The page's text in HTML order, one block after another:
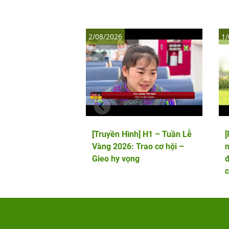
[Truyền Hình] H1 – Tuần Lễ
Vàng 2026: Trao cơ hội –
Gieo hy vọng
2/08/2026